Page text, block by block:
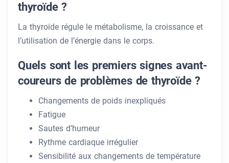
thyroïde ?
La thyroïde régule le métabolisme, la croissance et
l’utilisation de l’énergie dans le corps.
Quels sont les premiers signes avant-
coureurs de problèmes de thyroïde ?
Changements de poids inexpliqués
Fatigue
Sautes d’humeur
Rythme cardiaque irrégulier
Sensibilité aux changements de température